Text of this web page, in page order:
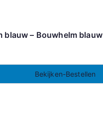
blauw – Bouwhelm blauw
Bekijken-Bestellen